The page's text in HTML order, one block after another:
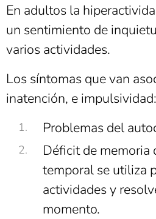
En adultos la
un sentimiento de
varios actividades.
Los síntomas que van
inatención, e impulsividad:
Problemas del
Déficit de memoria
temporal se utiliza
actividades y
momento.